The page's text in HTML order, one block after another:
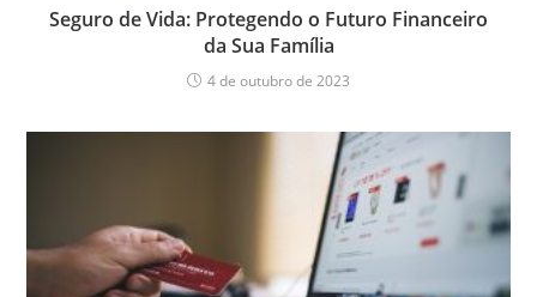
Seguro de Vida: Protegendo o Futuro Financeiro
da Sua Família
4 de outubro de 2023